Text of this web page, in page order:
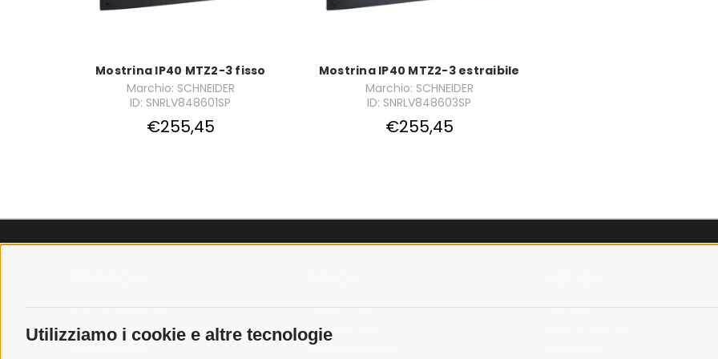
Utilizziamo i cookie e altre tecnologie
Mostrina IP40 MTZ2-3 fisso
Marchio: SCHNEIDER
ID: SNRLV848601SP
€255,45
Mostrina IP40 MTZ2-3 estraibile
Marchio: SCHNEIDER
ID: SNRLV848603SP
€255,45
COSTI DI SPEDIZIONE
TEMPI DI SPEDIZIONE
PRIVACY POLICY
COOKIE POLICY
CHI SIAMO